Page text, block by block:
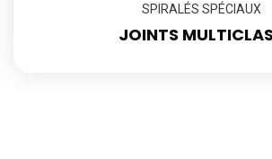
SPIRALÉS SPÉCIAUX
JOINTS